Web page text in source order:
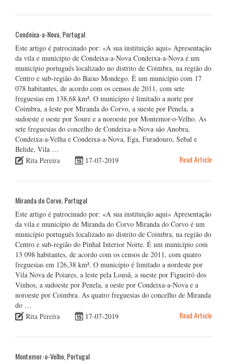
Condeixa-a-Nova, Portugal
Este artigo é patrocinado por: «A sua instituição aqui» Apresentação
da vila e município de Condeixa-a-Nova Condeixa-a-Nova é um
município português localizado no distrito de Coimbra, na região do
Centro e sub-região do Baixo Mondego. É um município com 17
078 habitantes, de acordo com os censos de 2011, com sete
freguesias em 138,68 km². O município é limitado a norte por
Coimbra, a leste por Miranda do Corvo, a sueste por Penela, a
sudoeste e oeste por Soure e a noroeste por Montemor-o-Velho. As
sete freguesias do concelho de Condeixa-a-Nova são Anobra,
Condeixa-a-Velha e Condeixa-a-Nova, Ega, Furadouro, Sebal e
Belide, Vila …
Rita Pereira
17-07-2019 Read Article
Miranda do Corvo, Portugal
Este artigo é patrocinado por: «A sua instituição aqui» Apresentação
da vila e município de Miranda do Corvo Miranda do Corvo é um
município português localizado no distrito de Coimbra, na região do
Centro e sub-região do Pinhal Interior Norte. É um município com
13 098 habitantes, de acordo com os censos de 2011, com quatro
freguesias em 126,38 km². O município é limitado a nordeste por
Vila Nova de Poiares, a leste pela Lousã, a sueste por Figueiró dos
Vinhos, a sudoeste por Penela, a oeste por Condeixa-a-Nova e a
noroeste por Coimbra. As quatro freguesias do concelho de Miranda
do …
Rita Pereira
17-07-2019 Read Article
Montemor-o-Velho, Portugal